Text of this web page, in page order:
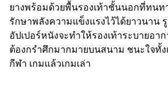
ยางพร้อมด้วยพื้นรองเท้าชั้นนอกที่ทน
รักษาพลังความแข็งแรงไว้ได้ยาวนาน
อัปเปอร์หนังจะทำให้รองเท้าระบายอา
ต้องกรำศึกมากมายบนสนาม ชนะใจทั้ง
กีฬา เกมแล้วเกมเล่า